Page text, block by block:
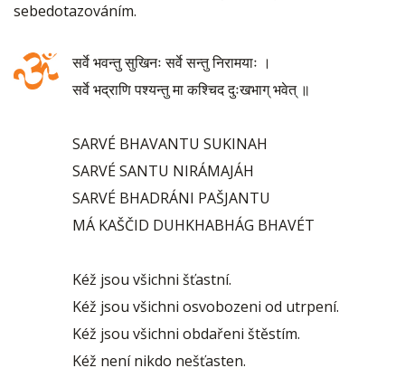
sebedotazováním.
सर्वे भवन्तु सुखिनः सर्वे सन्तु निरामयाः ।
सर्वे भद्राणि पश्यन्तु मा कश्चिद दुःखभाग् भवेत् ॥
SARVÉ BHAVANTU SUKINAH
SARVÉ SANTU NIRÁMAJÁH
SARVÉ BHADRÁNI PAŠJANTU
MÁ KAŠČID DUHKHABHÁG BHAVÉT
Kéž jsou všichni šťastní.
Kéž jsou všichni osvobozeni od utrpení.
Kéž jsou všichni obdařeni štěstím.
Kéž není nikdo nešťasten.